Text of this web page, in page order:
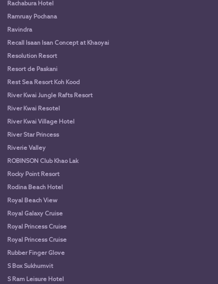
Rachabura Hotel
Ramruay Pochana
Ravindra
Recall Isaan Isan Concept at Khaoyai
Resolution Resort
Resort de Paskani
Rest Sea Resort Koh Kood
River Kwai Jungle Rafts Resort
River Kwai Resotel
River Kwai Village Hotel
River Star Princess
Riverie Valley
ROBINSON Club Khao Lak
Rocky Point Resort
Rodina Beach Hotel
Royal Beach View
Royal Galaxy Cruise
Royal Princess Cruise
Royal Princess Cruise
Rubber Finger Glove
S Box Sukhumvit
S Ram Leisure Hotel